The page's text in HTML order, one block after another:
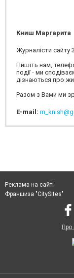
Книш Маргарита
Журналісти сайту
Пишіть нам,
події - ми
дізнаються про
Разом з Вами ми
E-mail:
Реклама на сайті
Франшиза "CitySites"
Про